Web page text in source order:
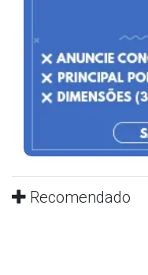
Recomendado